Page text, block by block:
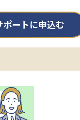
ポートに申込む